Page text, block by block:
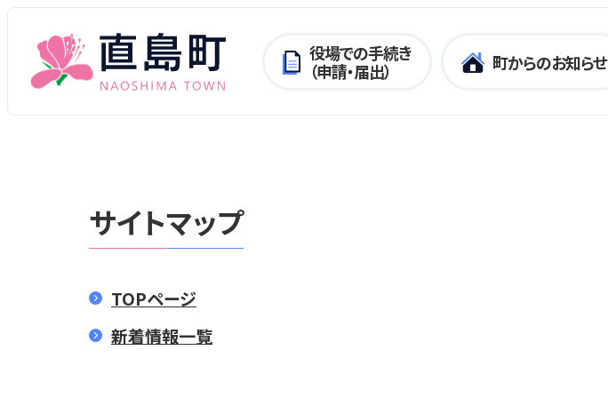
役場での手続き
（申請・届出）
町からのお知らせ
サイトマップ
TOPページ
新着情報一覧